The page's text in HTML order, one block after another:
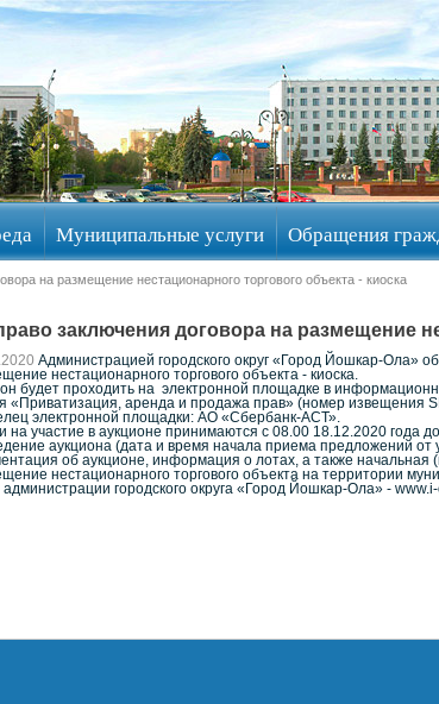
Муниципальные услуги Обращения
на размещение нестационарного торгового объекта - киоска
заключения договора на размещение
Администрацией городского округ «Город Йошкар-Ола»
нестационарного торгового объекта - киоска.
будет проходить на электронной площадке в
«Приватизация, аренда и продажа прав» (номер извещения
электронной площадки: АО «Сбербанк-АСТ».
на участие в аукционе принимаются с 08.00 18.12.2020 года
аукциона (дата и время начала приема предложений от
об аукционе, информация о лотах, а также
нестационарного торгового объекта на территории
администрации городского округа «Город Йошкар-Ола» -